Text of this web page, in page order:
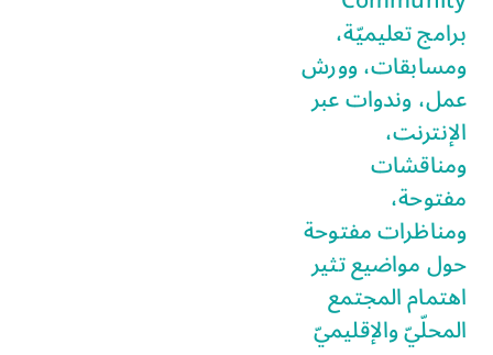
برامج تعليميّة،
ومسابقات، وورش
عمل، وندوات عبر
الإنترنت،
ومناقشات
مفتوحة،
ومناظرات مفتوحة
حول مواضيع تثير
اهتمام المجتمع
المحلّيّ والإقليميّ